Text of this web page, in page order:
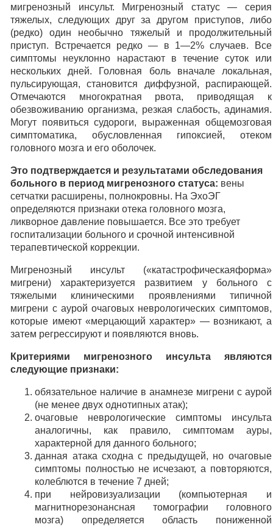
мигренозный инсульт. Мигренозный статус — серия
тяжелых, следующих друг за другом приступов, либо
(редко) один необычно тяжелый и продолжительный
приступ. Встречается редко — в 1—2% случаев. Все
симптомы неуклонно нарастают в течение суток или
нескольких дней. Головная боль вначале локальная,
пульсирующая, становится диффузной, распирающей.
Отмечаются многократная рвота, приводящая к
обезвоживанию организма, резкая слабость, адинамия.
Могут появиться судороги, выраженная общемозговая
симптоматика, обусловленная гипоксией, отеком
головного мозга и его оболочек.
Это подтверждается и результатами обследования
больного в период мигренозного статуса: вены
сетчатки расширены, полнокровны. На ЭхоЭГ
определяются признаки отека головного мозга,
ликворное давление повышается. Все это требует
госпитализации больного и срочной интенсивной
терапевтической коррекции.
Мигренозный инсульт («катастрофическаяформа»
мигрени) характеризуется развитием у больного с
тяжелыми клиническими проявлениями типичной
мигрени с аурой очаговых неврологических симптомов,
которые имеют «мерцающий характер» — возникают, а
затем регрессируют и появляются вновь.
Критериями мигренозного инсульта являются
следующие признаки:
обязательное наличие в анамнезе мигрени с аурой
(не менее двух однотипных атак);
очаговые неврологические симптомы инсульта
аналогичны, как правило, симптомам ауры,
характерной для данного больного;
данная атака сходна с предыдущей, но очаговые
симптомы полностью не исчезают, а повторяются,
колеблются в течение 7 дней;
при нейровизуализации (компьютерная и
магнитнорезонансная томографии головного
мозга) определяется область пониженной